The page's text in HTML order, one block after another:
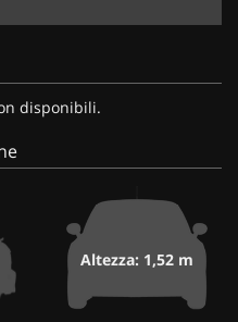
disponibili.
Altezza: 1,52 m